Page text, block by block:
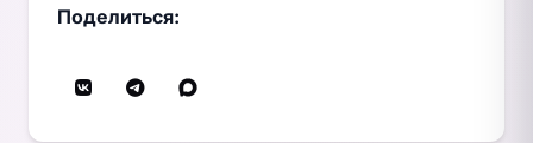
Поделиться: